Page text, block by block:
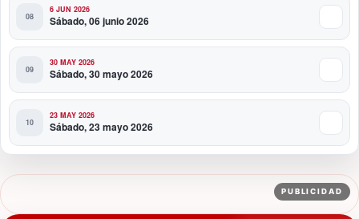
6 JUN 2026
Sábado, 06 junio 2026
30 MAY 2026
Sábado, 30 mayo 2026
23 MAY 2026
Sábado, 23 mayo 2026
PUBLICIDAD